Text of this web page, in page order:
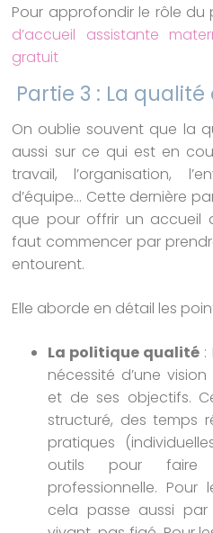
Pour approfondir le rôle du
d’accueil assistante
gratuit
Partie 3 : La
On oublie souvent que la
aussi sur ce qui est en
travail, l’organisation,
d’équipe… Cette dernière
que pour offrir un accueil
faut commencer par
entourent.
Elle aborde en détail les
La politique qualité :
nécessité d’une
et de ses objectifs.
structuré, des temps
pratiques
outils pour faire
professionnelle. Pour
cela passe aussi